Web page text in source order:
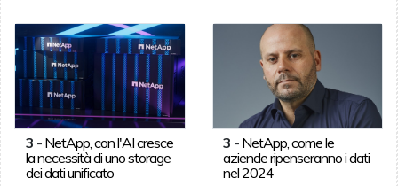
3 - NetApp, con l'AI cresce
la necessità di uno storage
dei dati unificato
3 - NetApp, come le
aziende ripenseranno i dati
nel 2024